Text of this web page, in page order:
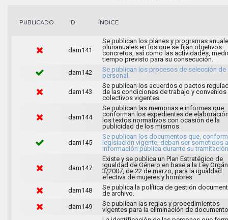
PUBLICADO ID ÍNDICE
dam141
Se publican los planes y programas
plurianuales en los que se fijan objetivos
concretos, así como las actividades,
tiempo previsto para su consecución.
dam142
Se publican los procesos de selección de
personal.
dam143
Se publican los acuerdos o pactos
de las condiciones de trabajo y convenios
colectivos vigentes.
dam144
Se publican las memorias e informes que
conforman los expedientes de
los textos normativos con ocasión de la
publicidad de los mismos.
dam145
Se publican los documentos que,
legislación vigente, deban ser sometidos a
información pública durante su
dam147
Existe y se publica un Plan Estratégico de
Igualdad de Género en base a la Ley
3/2007, de 22 de marzo, para la igualdad
efectiva de mujeres y hombres
dam148
Se publica la política de gestión
de archivo.
dam149
Se publican las reglas y procedimientos
vigentes para la eliminación de